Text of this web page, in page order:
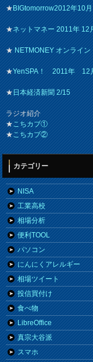
★BIGtomorrow2012年10月
★ネットマネー 2011年 12
★NETMONEY オンライン
★YenSPA！ 2011年 12
★日本経済新聞 2/15
ラジオ紹介
★こちカブ①
★こちカブ②
カテゴリー
NISA
工業高校
相場分析
便利TOOL
パソコン
にんにくアレルギー
相場ツイート
投信買付け
食べ物
LibreOffice
真宗大谷派
スマホ